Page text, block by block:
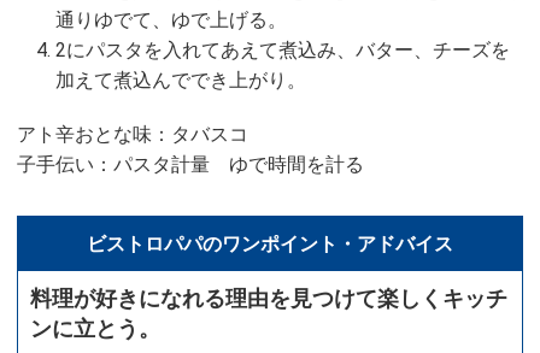
通りゆでて、ゆで上げる。
2にパスタを入れてあえて煮込み、バター、チーズを
加えて煮込んででき上がり。
アト辛おとな味：タバスコ
子手伝い：パスタ計量 ゆで時間を計る
ビストロパパのワンポイント・アドバイス
料理が好きになれる理由を見つけて楽しくキッチ
ンに立とう。